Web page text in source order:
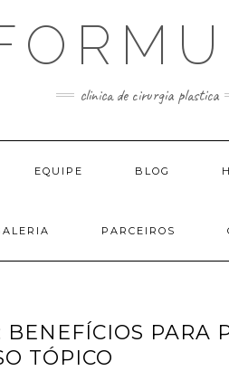
clinica de cirurgia plastica
EQUIPE BLOG
PARCEIROS
PARA
TÓPICO